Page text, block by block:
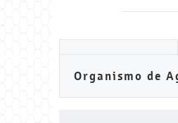
Organismo de